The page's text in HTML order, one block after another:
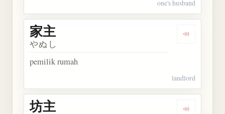
one's husband
Dengarkan
家主
やぬし
pemilik rumah
landlord
坊主